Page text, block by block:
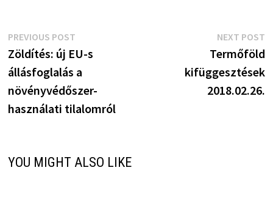
Bejegyzés
navigáció
PREVIOUS POSTPrevious
post:
Zöldítés: új EU-s
állásfoglalás a
növényvédőszer-
használati tilalomról
NEXT POST
Termőföld
kifüggesztések
2018.02.26.
YOU MIGHT ALSO LIKE